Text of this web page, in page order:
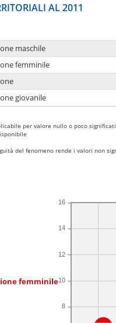
AL 2011
maschile
femminile
giovanile
per valore nullo o poco
del fenomeno rende i valori non
femminile
8
10
12
14
16